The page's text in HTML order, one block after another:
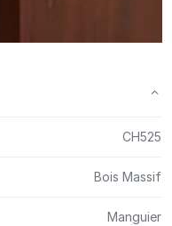
CH525
Bois Massif
Manguier